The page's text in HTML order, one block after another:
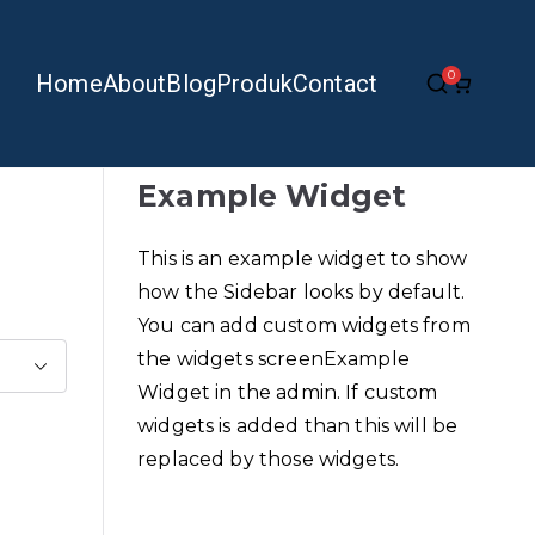
HomeAboutBlogProdukContact 0
Example Widget
This is an example widget to show
how the Sidebar looks by default.
You can add custom widgets from
the widgets screenExample
Widget in the admin. If custom
widgets is added than this will be
replaced by those widgets.